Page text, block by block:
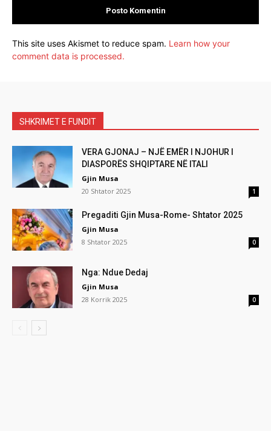
This site uses Akismet to reduce spam. Learn how your
comment data is processed.
SHKRIMET E FUNDIT
VERA GJONAJ – NJË EMËR I NJOHUR I
DIASPORËS SHQIPTARE NË ITALI
Gjin Musa
20 Shtator 2025
1
Pregaditi Gjin Musa-Rome- Shtator 2025
Gjin Musa
8 Shtator 2025
0
Nga: Ndue Dedaj
Gjin Musa
28 Korrik 2025
0